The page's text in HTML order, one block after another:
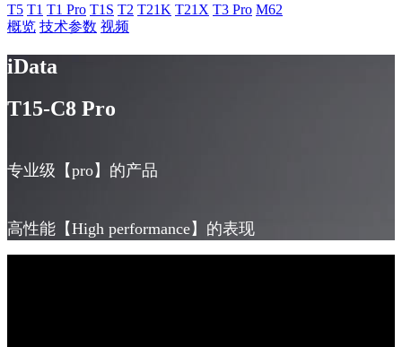
T5 T1 T1 Pro T1S T2 T21K T21X T3 Pro M62
概览 技术参数 视频
iData
T15-C8 Pro
专业级【pro】的产品
高性能【High performance】的表现